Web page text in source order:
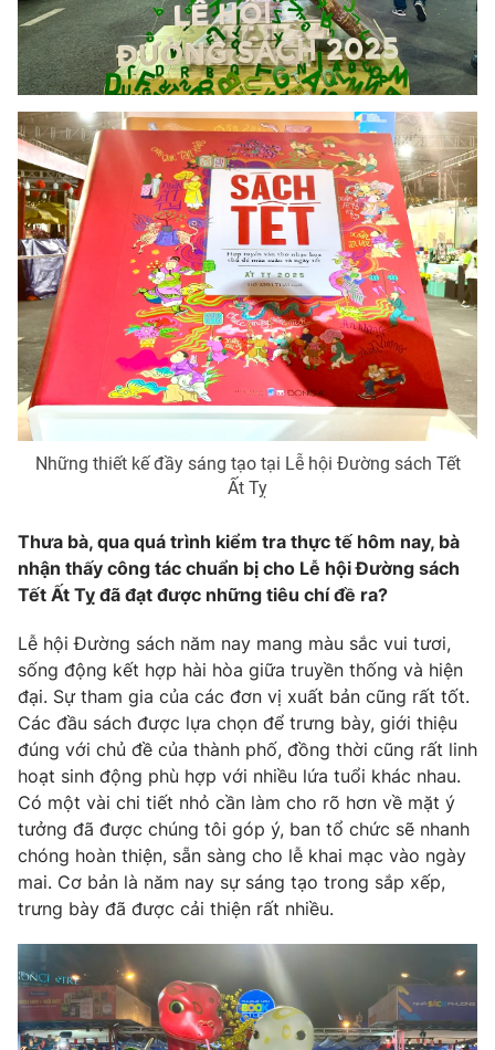
Emagazine Podcast
Photo Infographic
Video Shorts video
VTV Money VTV Thể thao
VTV Sức khoẻ Bất động sản
Thị trường 24h Tấm lòng Việt
VTV4 Vươn mình bằng AI
VTV8
Liên hệ tòa soạn English
THỜI BÁO VTV
Theo dõi báo trên
Cơ quan chủ quản:Đài Truyền hình Việt Nam
Cơ quan báo chí:Thời báo VTV
Giấy phép hoạt động báo in và báo điện tử số 483/GP-BTTTT
cấp ngày 29/12/2023
Tổng Biên tập:Vũ Thanh Thủy
Phó Tổng Biên tập:
Nguyễn Thị Mỹ Hạnh, Phạm Quốc Thắng,
Nguyễn Trọng Ninh
Tổng đài VTV:024.38 355 931 - 024.38 355 932
Những thiết kế đầy sáng tạo tại Lễ hội Đường sách Tết
Ất Tỵ
Thưa bà, qua quá trình kiểm tra thực tế hôm nay, bà
nhận thấy công tác chuẩn bị cho Lễ hội Đường sách
Tết Ất Tỵ đã đạt được những tiêu chí đề ra?
Lễ hội Đường sách năm nay mang màu sắc vui tươi,
sống động kết hợp hài hòa giữa truyền thống và hiện
đại. Sự tham gia của các đơn vị xuất bản cũng rất tốt.
Các đầu sách được lựa chọn để trưng bày, giới thiệu
đúng với chủ đề của thành phố, đồng thời cũng rất linh
hoạt sinh động phù hợp với nhiều lứa tuổi khác nhau.
Có một vài chi tiết nhỏ cần làm cho rõ hơn về mặt ý
tưởng đã được chúng tôi góp ý, ban tổ chức sẽ nhanh
chóng hoàn thiện, sẵn sàng cho lễ khai mạc vào ngày
mai. Cơ bản là năm nay sự sáng tạo trong sắp xếp,
trưng bày đã được cải thiện rất nhiều.